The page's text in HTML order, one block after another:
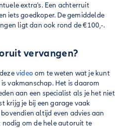
extra's. Een achterruit
iets goedkoper. De gemiddelde
ligt dan ook rond de €100,-.
vervangen?
videoom te weten wat je kunt
vakmanschap. Het is daarom
aan een specialist als je het niet
krijg je bij een garage vaak
altijd even advies aan
nodig om de hele autoruit te